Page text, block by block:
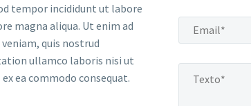
tempor incididunt ut labore
magna aliqua. Ut enim ad
quis nostrud
ullamco laboris nisi ut
ea commodo consequat.